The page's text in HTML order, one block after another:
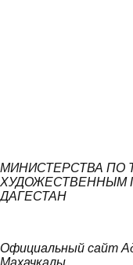
МИНИСТЕРСТВА ПО
ХУДОЖЕСТВЕННЫМ
ДАГЕСТАН
Официальный сайт
Махачкалы